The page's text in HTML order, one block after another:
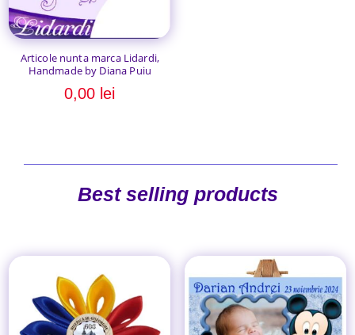
Articole nunta marca Lidardi,
Handmade by Diana Puiu
0,00 lei
Best selling products